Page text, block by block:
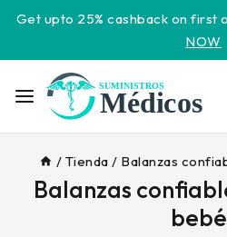
Get upto 25% cashback on first
NOW
/ Tienda / Balanzas
Balanzas